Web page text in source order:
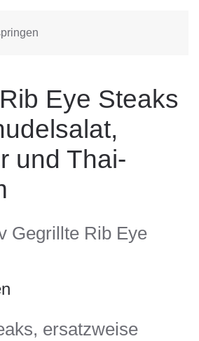
Eye Steaks
und Thai-
ersatzweise